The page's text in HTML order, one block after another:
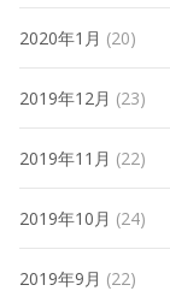
2020年1月 (20)
2019年12月 (23)
2019年11月 (22)
2019年10月 (24)
2019年9月 (22)